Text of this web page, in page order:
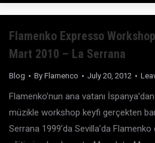
Flamenko Expresso
Mart 2010 – La Serrana
Blog By Flamenco July 20, 2012
Flamenko’nun ana vatanı
müzikle workshop keyfi gerçekten
Serrana 1999’da Sevilla’da Flamenko